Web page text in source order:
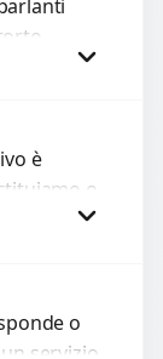
di
è
o
di
o
servizio